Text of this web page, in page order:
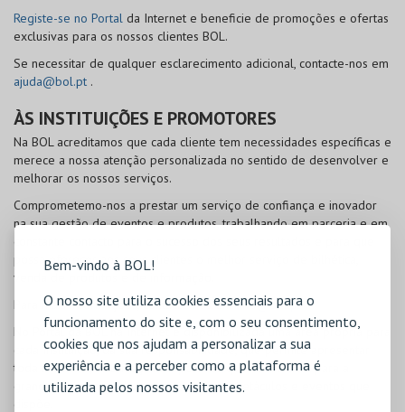
Bem-vindo à BOL!
O nosso site utiliza cookies essenciais para o
funcionamento do site e, com o seu consentimento,
cookies que nos ajudam a personalizar a sua
experiência e a perceber como a plataforma é
utilizada pelos nossos visitantes.
Registe-se no Portal da Internet e beneficie de promoções e ofertas
exclusivas para os nossos clientes BOL .
Se necessitar de qualquer esclarecimento adicional, contacte-nos em
ajuda@bol.pt .
ÀS INSTITUIÇÕES E PROMOTORES
Na BOL acreditamos que cada cliente tem necessidades específicas e
merece a nossa atenção personalizada no sentido de desenvolver e
melhorar os nossos serviços.
Comprometemo-nos a prestar um serviço de confiança e inovador
na sua gestão de eventos e produtos, trabalhando em parceria e em
constante contacto para o sucesso dos seus resultados e para que
possa oferecer aos seus clientes o melhor serviço de bilhética,
venda de produtos e de informação.
Para mais informações, contacte-nos eminfo@bol.pt.
No Portal daBOLna Internet é disponibilizada uma área própria para
cada Instituição, da sua responsabilidade, que permite apresentar
toda a história, informações e pessoas que contribuem para a
grandeza da entidade e promover os espetáculos e eventos que